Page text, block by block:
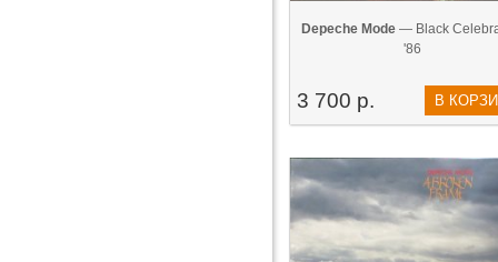
Depeche Mode— Black
'86
3 700 р. В